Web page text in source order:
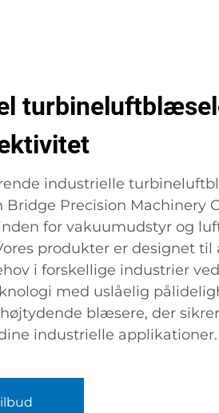
industrielle
Bridge Precision Machinery
for vakuumudstyr og
produkter er designet til
i forskellige industrier
med uslåelig
blæsere, der
industrielle applikationer.